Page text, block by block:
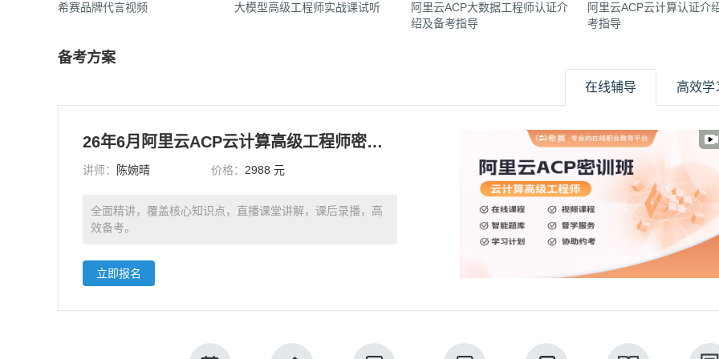
希赛品牌代言视频 大模型高级工程师实战课试听
阿里云ACP大数据工程师认证介
绍及备考指导
阿里云ACP云计算认证介
考指导
备考方案
在线辅导 高效学
26年6月阿里云ACP云计算高级工程师密训班第15期
讲师： 陈婉晴 价格： 2988 元
全面精讲，覆盖核心知识点，直播课堂讲解，课后录播，高
效备考。
立即报名